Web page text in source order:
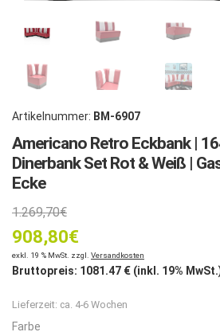
Artikelnummer: BM-6907
Americano Retro Eckbank |
Dinerbank Set Rot & Weiß |
Ecke
1.269,70€Ursprünglicher
Preis
war:
1.269,70€
908,80€
Aktueller
Preis
ist:
exkl. 19 % MwSt. zzgl. Versandkosten
Bruttopreis: 1081.47 € (inkl. 19%
Lieferzeit: ca. 4-6 Wochen
Farbe